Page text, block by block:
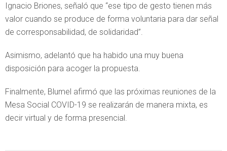
Ignacio Briones, señaló que “ese tipo de gesto tienen más
valor cuando se produce de forma voluntaria para dar señal
de corresponsabilidad, de solidaridad”.
Asimismo, adelantó que ha habido una muy buena
disposición para acoger la propuesta.
Finalmente, Blumel afirmó que las próximas reuniones de la
Mesa Social COVID-19 se realizarán de manera mixta, es
decir virtual y de forma presencial.